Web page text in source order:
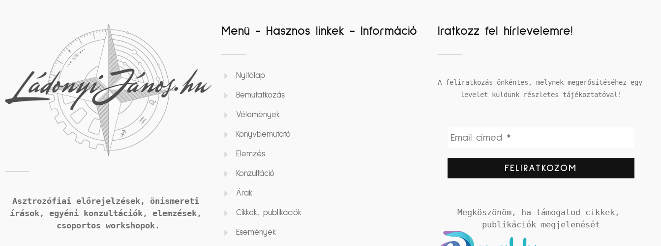
Asztrozófiai előrejelzések, önismereti
írások, egyéni konzultációk, elemzések,
csoportos workshopok.
Menü - Hasznos linkek - Információ
Nyitólap
Bemutatkozás
Vélemények
Könyvbemutató
Elemzés
Konzultáció
Árak
Cikkek, publikációk
Események
Iratkozz fel hírlevelemre!
A feliratkozás önkéntes, melynek megerősítéséhez egy
levelet küldünk részletes tájékoztatóval!
Megköszönöm, ha támogatod cikkek,
publikációk megjelenését